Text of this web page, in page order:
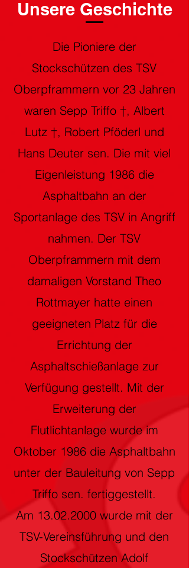
Unsere Geschichte
Die Pioniere der
Stockschützen des TSV
Oberpframmern vor 23 Jahren
waren Sepp Triffo †, Albert
Lutz †, Robert Pföderl und
Hans Deuter sen. Die mit viel
Eigenleistung 1986 die
Asphaltbahn an der
Sportanlage des TSV in Angriff
nahmen. Der TSV
Oberpframmern mit dem
damaligen Vorstand Theo
Rottmayer hatte einen
geeigneten Platz für die
Errichtung der
Asphaltschießanlage zur
Verfügung gestellt. Mit der
Erweiterung der
Flutlichtanlage wurde im
Oktober 1986 die Asphaltbahn
unter der Bauleitung von Sepp
Triffo sen. fertiggestellt.
Am 13.02.2000wurde mit der
TSV-Vereinsführung und den
Stockschützen Adolf